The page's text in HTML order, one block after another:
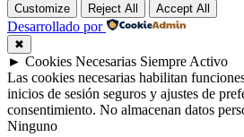
Customize Reject All Accept All
Desarrollado por
✖
► Cookies Necesarias Siempre Activo
Las cookies necesarias habilitan
inicios de sesión seguros y ajustes de
consentimiento. No almacenan datos
Ninguno